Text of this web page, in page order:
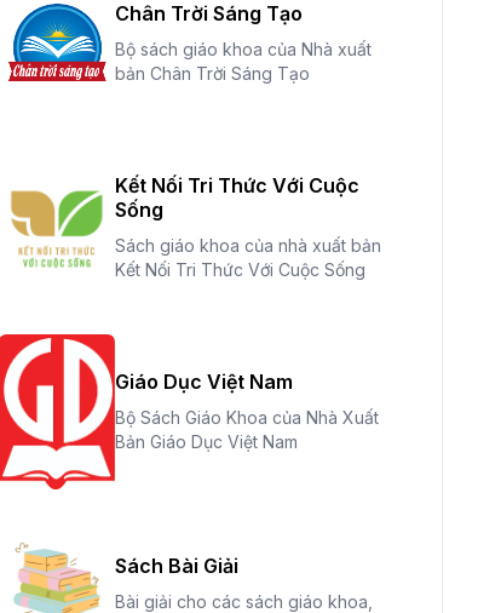
Chân Trời Sáng Tạo
Bộ sách giáo khoa của Nhà xuất
bản Chân Trời Sáng Tạo
Kết Nối Tri Thức Với Cuộc
Sống
Sách giáo khoa của nhà xuất bản
Kết Nối Tri Thức Với Cuộc Sống
Giáo Dục Việt Nam
Bộ Sách Giáo Khoa của Nhà Xuất
Bản Giáo Dục Việt Nam
Sách Bài Giải
Bài giải cho các sách giáo khoa,